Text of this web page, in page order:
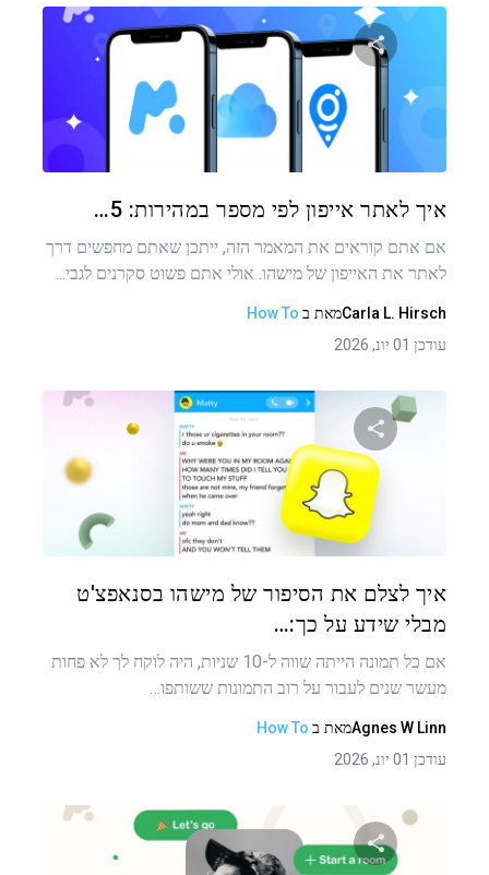
שתף מאמר זה
איך לאתר אייפון לפי מספר במהירות: 5…
אם אתם קוראים את המאמר הזה, ייתכן שאתם מחפשים דרך
לאתר את האייפון של מישהו. אולי אתם פשוט סקרנים לגבי...
Carla L. Hirschמאת ב How To
עודכן 01 יונ, 2026
שתף מאמר זה
איך לצלם את הסיפור של מישהו בסנאפצ'ט
מבלי שידע על כך:…
אם כל תמונה הייתה שווה ל-10 שניות, היה לוקח לך לא פחות
מעשר שנים לעבור על רוב התמונות ששותפו…
Agnes W Linnמאת ב How To
עודכן 01 יונ, 2026